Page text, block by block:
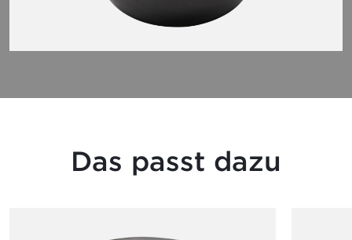
Das passt dazu